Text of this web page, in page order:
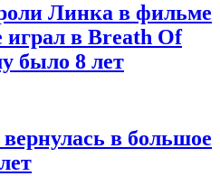
Линка в фильме
играл в Breath Of
было 8 лет
в большое